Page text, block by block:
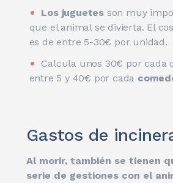
Los juguetesson muy
que el animal se divierta. El
es de entre 5-30€ por unidad.
Calcula unos 30€ por cada
entre 5 y 40€ por cada
Gastos de
Al morir, también se tienen
serie de gestiones con el